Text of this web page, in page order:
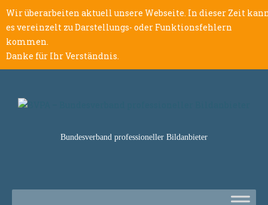
Wir überarbeiten aktuell unsere Webseite. In dieser Zeit
es vereinzelt zu Darstellungs- oder Funktionsfehlern
kommen.
Danke für Ihr Verständnis.
Bundesverband professioneller Bildanbieter